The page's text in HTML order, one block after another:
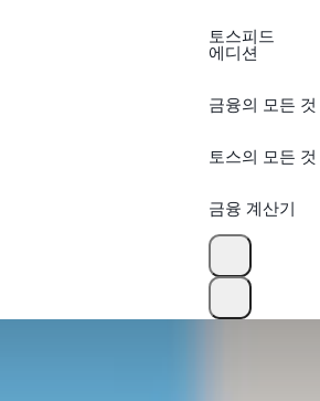
토스피드
에디션
금융의 모든 것
토스의 모든 것
금융 계산기